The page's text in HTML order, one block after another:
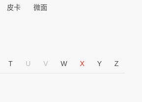
皮卡 微面
T U V W X Y Z